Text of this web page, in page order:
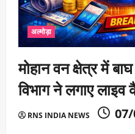
अल्मोड़ा
मोहान वन क्षेत्र में
विभाग ने लगाए
RNS INDIA NEWS